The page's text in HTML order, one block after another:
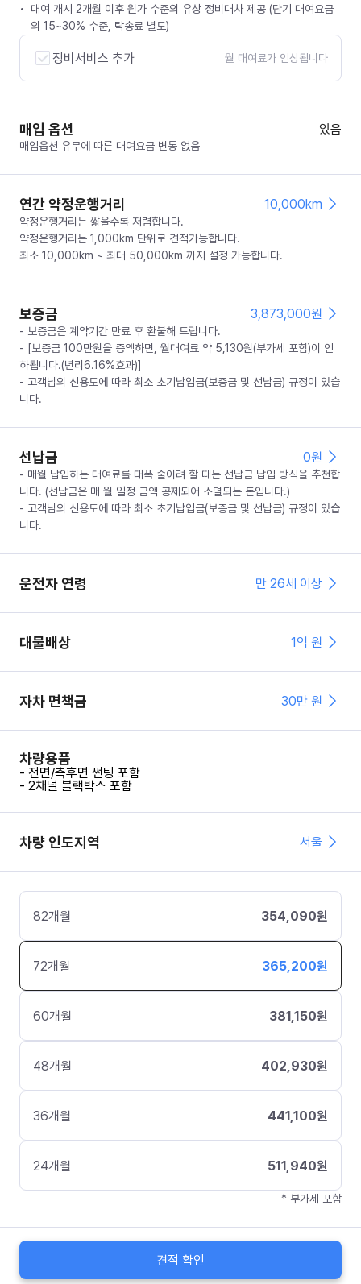
대여 개시 2개월 이후 원가 수준의 유상 정비대차 제공 (단기 대여요금
의 15~30% 수준, 탁송료 별도)
정비서비스 추가 월 대여료가 인상됩니다
매입 옵션 있음
매입옵션 유무에 따른 대여요금 변동 없음
연간 약정운행거리 10,000km
약정운행거리는 짧을수록 저렴합니다.
약정운행거리는 1,000km 단위로 견적가능합니다.
최소 10,000km ~ 최대 50,000km 까지 설정 가능합니다.
보증금 3,873,000원
- 보증금은 계약기간 만료 후 환불해 드립니다.
- [보증금 100만원을 증액하면, 월대여료 약 5,130원(부가세 포함)이 인
하됩니다.(년리6.16%효과)]
- 고객님의 신용도에 따라 최소 초기납입금(보증금 및 선납금) 규정이 있습
니다.
선납금 0원
- 매월 납입하는 대여료를 대폭 줄이려 할 때는 선납금 납입 방식을 추천합
니다. (선납금은 매 월 일정 금액 공제되어 소멸되는 돈입니다.)
- 고객님의 신용도에 따라 최소 초기납입금(보증금 및 선납금) 규정이 있습
니다.
운전자 연령 만 26세 이상
대물배상 1억 원
자차 면책금 30만 원
차량용품
- 전면/측후면 썬팅 포함
- 2채널 블랙박스 포함
차량 인도지역 서울
82개월 354,090원
72개월 365,200원
60개월 381,150원
48개월 402,930원
36개월 441,100원
24개월 511,940원
* 부가세 포함
견적 확인